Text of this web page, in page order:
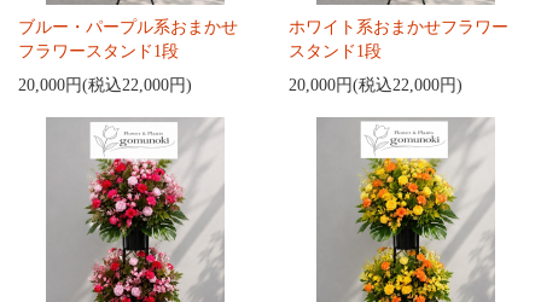
ブルー・パープル系おまかせ
フラワースタンド1段
20,000円(税込22,000円)
ホワイト系おまかせフラワー
スタンド1段
20,000円(税込22,000円)